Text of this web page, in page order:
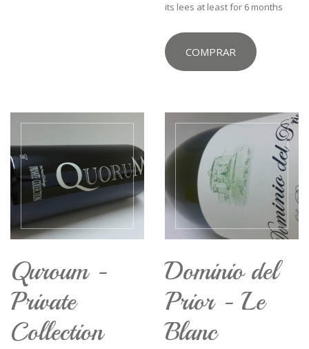
its lees at least for 6 months
COMPRAR
Quroum -
Private
Collection
Dominio del
Prior - Le
Blanc